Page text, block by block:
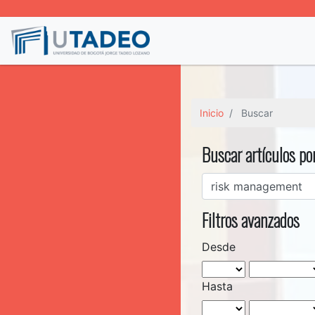
Inicio Buscar
Buscar artículos
Filtros avanzados
Desde
Hasta